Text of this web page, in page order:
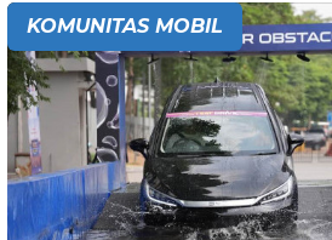
KOMUNITAS MOBIL